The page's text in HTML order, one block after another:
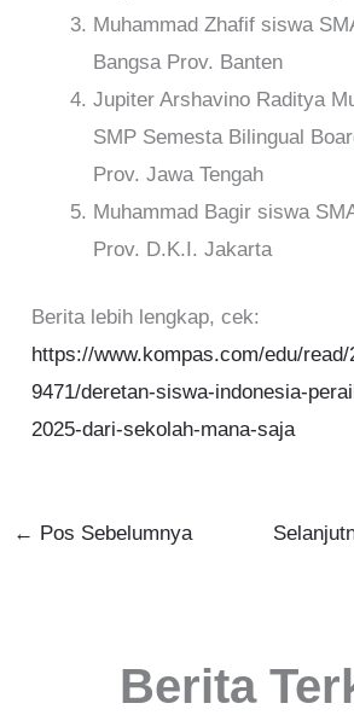
Muhammad Zhafif siswa
Bangsa Prov. Banten
Jupiter Arshavino Raditya
SMP Semesta Bilingual
Prov. Jawa Tengah
Muhammad Bagir siswa
Prov. D.K.I. Jakarta
Berita lebih lengkap, cek:
https://www.kompas.com/edu/
9471/deretan-siswa-indonesia-
2025-dari-sekolah-mana-saja
← Pos Sebelumnya
Berita